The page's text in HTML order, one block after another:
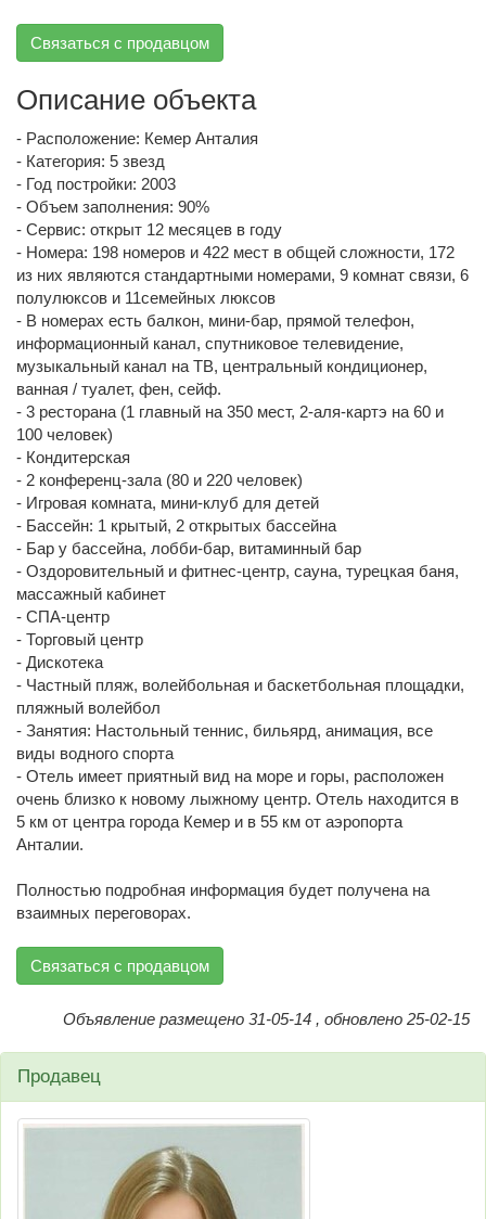
Связаться с продавцом
Описание объекта
- Расположение: Кемер Анталия
- Категория: 5 звезд
- Год постройки: 2003
- Объем заполнения: 90%
- Сервис: открыт 12 месяцев в году
- Номера: 198 номеров и 422 мест в общей сложности, 172
из них являются стандартными номерами, 9 комнат связи, 6
полулюксов и 11семейных люксов
- В номерах есть балкон, мини-бар, прямой телефон,
информационный канал, спутниковое телевидение,
музыкальный канал на ТВ, центральный кондиционер,
ванная / туалет, фен, сейф.
- 3 ресторана (1 главный на 350 мест, 2-аля-картэ на 60 и
100 человек)
- Кондитерская
- 2 конференц-зала (80 и 220 человек)
- Игровая комната, мини-клуб для детей
- Бассейн: 1 крытый, 2 открытых бассейна
- Бар у бассейна, лобби-бар, витаминный бар
- Оздоровительный и фитнес-центр, сауна, турецкая баня,
массажный кабинет
- СПА-центр
- Торговый центр
- Дискотека
- Частный пляж, волейбольная и баскетбольная площадки,
пляжный волейбол
- Занятия: Настольный теннис, бильярд, анимация, все
виды водного спорта
- Отель имеет приятный вид на море и горы, расположен
очень близко к новому лыжному центр. Отель находится в
5 км от центра города Кемер и в 55 км от аэропорта
Анталии.
Полностью подробная информация будет получена на
взаимных переговорах.
Связаться с продавцом
Объявление размещено 31-05-14 , обновлено 25-02-15
Продавец